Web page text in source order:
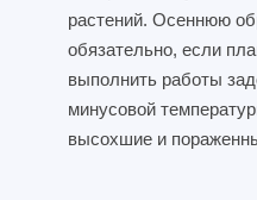
растений. Осеннюю
обязательно, если
выполнить работы
минусовой
высохшие и